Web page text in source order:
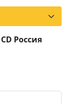
CD Россия